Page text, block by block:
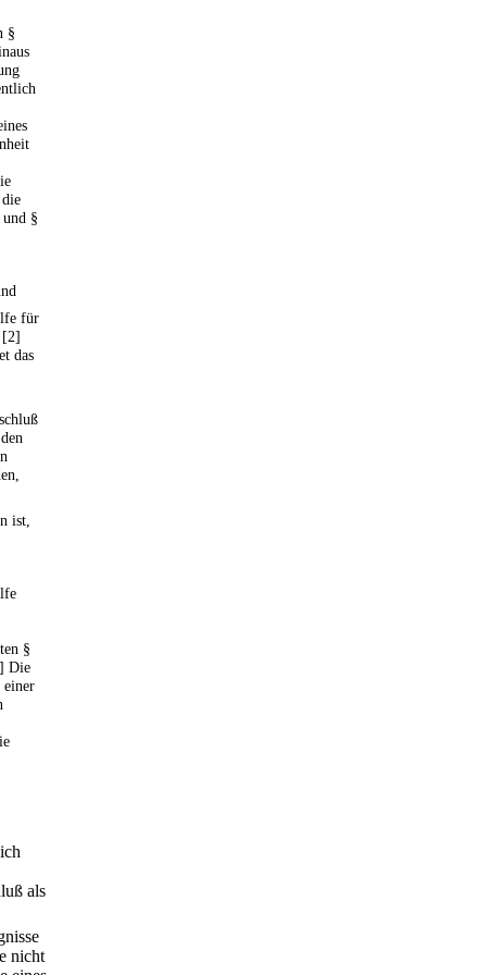
§
§
für
[2]
das
ist,
§
Die
einer
als
nicht